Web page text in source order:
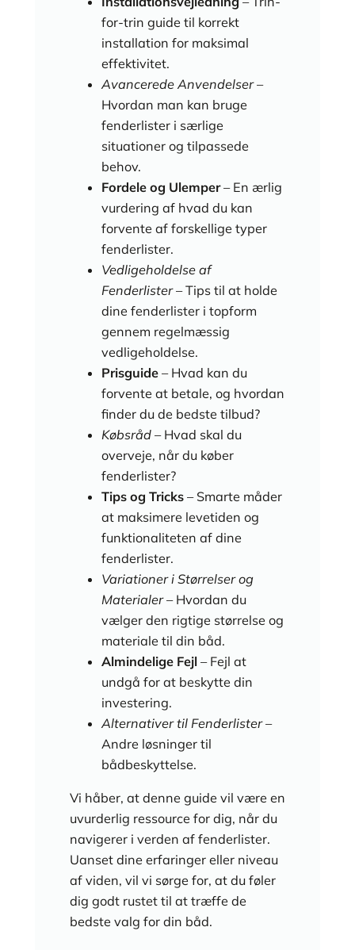
for-trin guide til korrekt
installation for maksimal
effektivitet.
Avancerede Anvendelser–
Hvordan man kan bruge
fenderlister i særlige
situationer og tilpassede
behov.
Fordele og Ulemper– En ærlig
vurdering af hvad du kan
forvente af forskellige typer
fenderlister.
Vedligeholdelse af
Fenderlister– Tips til at holde
dine fenderlister i topform
gennem regelmæssig
vedligeholdelse.
Prisguide – Hvad kan du
forvente at betale, og hvordan
finder du de bedste tilbud?
Købsråd – Hvad skal du
overveje, når du køber
fenderlister?
Tips og Tricks – Smarte måder
at maksimere levetiden og
funktionaliteten af dine
fenderlister.
Variationer i Størrelser og
Materialer– Hvordan du
vælger den rigtige størrelse og
materiale til din båd.
Almindelige Fejl – Fejl at
undgå for at beskytte din
investering.
Alternativer til Fenderlister–
Andre løsninger til
bådbeskyttelse.
Vi håber, at denne guide vil være en
uvurderlig ressource for dig, når du
navigerer i verden af fenderlister.
Uanset dine erfaringer eller niveau
af viden, vil vi sørge for, at du føler
dig godt rustet til at træffe de
bedste valg for din båd.